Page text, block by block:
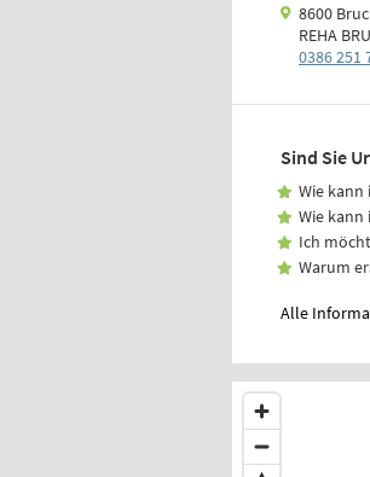
8600
REHA
0386 251
Sind Sie
Wie
Wie kann
Ich
Warum
Alle